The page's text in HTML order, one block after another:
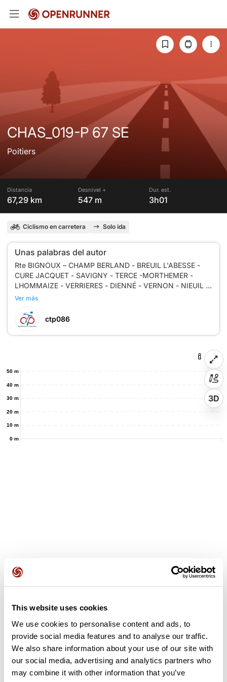
This website uses cookies
We use cookies to personalise content and ads, to
provide social media features and to analyse our traffic.
We also share information about your use of our site with
our social media, advertising and analytics partners who
may combine it with other information that you’ve
CHAS_019-P 67 SE
Poitiers
Distancia
67,29 km
Desnivel +
547 m
Dur. est.
3h01
Ciclismo en carretera Solo ida
Unas palabras del autor
Rte BIGNOUX – CHAMP BERLAND - BREUIL L'ABESSE -
CURE JACQUET - SAVIGNY - TERCE -MORTHEMER -
LHOMMAIZE - VERRIERES - DIENNÉ - VERNON - NIEUIL -
Ver más
ctp086
0 m
10 m
20 m
30 m
40 m
50 m
3D
Opiniones de los usuarios
Este recorrido aún no contiene opiniones. ¿Ya lo has
completado? ¡Deja la primera opinión!